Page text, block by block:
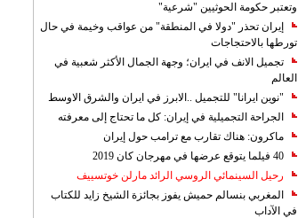
وتعتبر حكومة الحوثيين "شرعية"
إيران تحذر "دولا في المنطقة" من عواقب وخيمة في حال
تورطها بالاحتجاجات
تجميل الانف في ايران؛ وجهة الجمال الأكثر شعبية في
العالم
"نوين ايرانا" للتجميل ..الابرز في ايران والشرق الاوسط
الجراحة التجميلية في إيران: كل ما تحتاج إلى معرفته
ماكرون: هناك تقارب مع ترامب حول إيران
40 فيلما يتوقع عرضها في مهرجان كان 2019
رحيل السينمائي الروسي الرائد مارلن خوتسييف
المغربي بنسالم حميش يفوز بجائزة الشيخ زايد للكتاب
في الآداب